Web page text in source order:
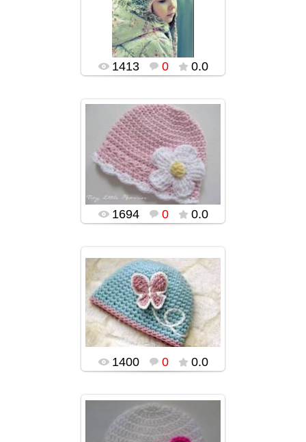
popularsge
1413 0 0.0
03.02.2016
popularsge
1694 0 0.0
03.02.2016
popularsge
1400 0 0.0